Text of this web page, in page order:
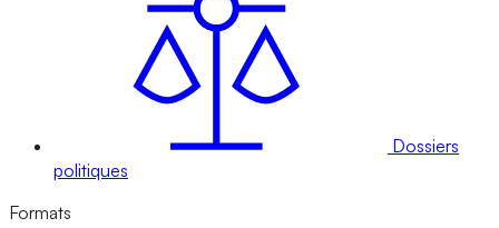
Dossiers
politiques
Formats